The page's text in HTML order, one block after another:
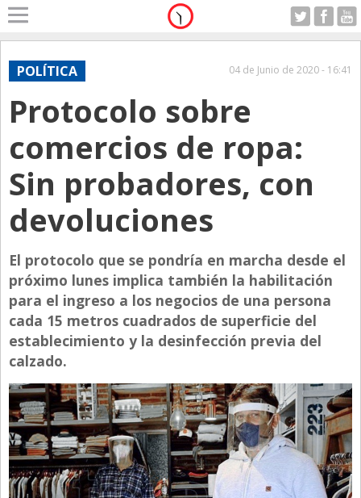
Home
A Motor
Alerta
Anticipo
Campo
Carrera & Emprendedores
Club House
Con Estilo
De Bolsillo
Diarios de Argentina
Diarios del Mundo
Directivos
Ecología y Ambiente
Economía
El Experto
El Innovador
POLÍTICA 04 de Junio de 2020 - 16:41
Protocolo sobre
comercios de ropa:
Sin probadores, con
devoluciones
El protocolo que se pondría en marcha desde el
próximo lunes implica también la habilitación
para el ingreso a los negocios de una persona
cada 15 metros cuadrados de superficie del
establecimiento y la desinfección previa del
calzado.